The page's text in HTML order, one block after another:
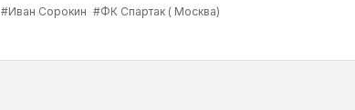
#Иван Сорокин #ФК Спартак ( Москва)